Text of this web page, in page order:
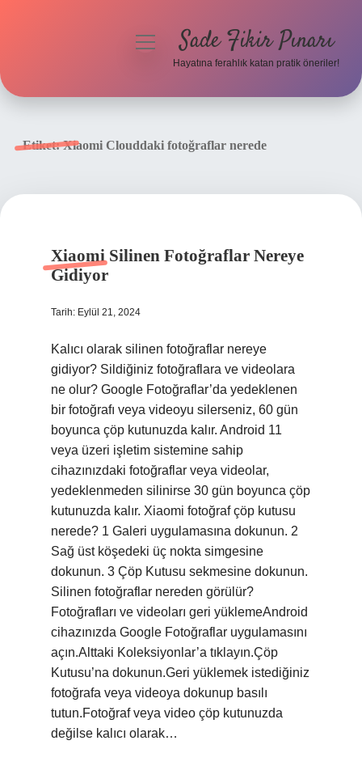
menüyüSade Fikir Pınarı
Hayatına ferahlık katan pratik öneriler!
Etiket:Xiaomi Clouddaki fotoğraflar nerede
Xiaomi Silinen Fotoğraflar Nereye
Gidiyor
Tarih: Eylül 21, 2024
Kalıcı olarak silinen fotoğraflar nereye
gidiyor? Sildiğiniz fotoğraflara ve videolara
ne olur? Google Fotoğraflar’da yedeklenen
bir fotoğrafı veya videoyu silerseniz, 60 gün
boyunca çöp kutunuzda kalır. Android 11
veya üzeri işletim sistemine sahip
cihazınızdaki fotoğraflar veya videolar,
yedeklenmeden silinirse 30 gün boyunca çöp
kutunuzda kalır. Xiaomi fotoğraf çöp kutusu
nerede? 1 Galeri uygulamasına dokunun. 2
Sağ üst köşedeki üç nokta simgesine
dokunun. 3 Çöp Kutusu sekmesine dokunun.
Silinen fotoğraflar nereden görülür?
Fotoğrafları ve videoları geri yüklemeAndroid
cihazınızda Google Fotoğraflar uygulamasını
açın.Alttaki Koleksiyonlar’a tıklayın.Çöp
Kutusu’na dokunun.Geri yüklemek istediğiniz
fotoğrafa veya videoya dokunup basılı
tutun.Fotoğraf veya video çöp kutunuzda
değilse kalıcı olarak…